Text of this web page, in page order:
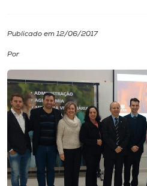
Biblioteca
Editora
Rádio
Publicado em 12/06/2017
Por